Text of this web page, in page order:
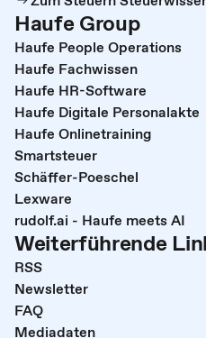
Haufe Group
Haufe People Operations
Haufe Fachwissen
Haufe HR-Software
Haufe Digitale Personalakte
Haufe Onlinetraining
Smartsteuer
Schäffer-Poeschel
Lexware
rudolf.ai - Haufe meets AI
Weiterführende
RSS
Newsletter
FAQ
Mediadaten